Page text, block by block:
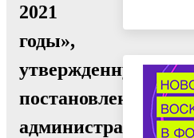
2021
годы»,
утвержденную
постановлением
администрации